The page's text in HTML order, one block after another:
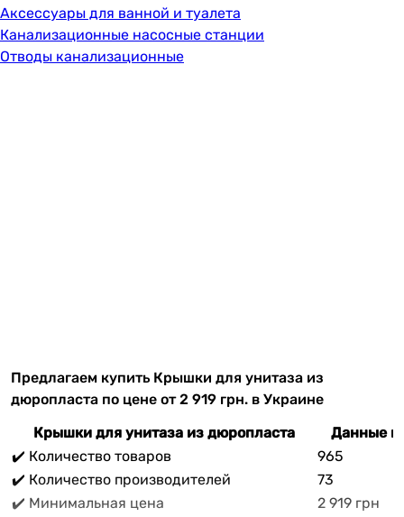
Аксессуары для ванной и туалета
Канализационные насосные станции
Отводы канализационные
Предлагаем купить Крышки для унитаза из
дюропласта по цене от 2 919 грн. в Украине
Крышки для унитаза из дюропласта
Данные
✔️ Количество товаров
965
✔️ Количество производителей
73
✔️ Минимальная цена
2 919 грн